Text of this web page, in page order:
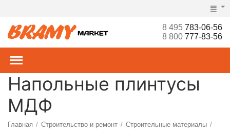
8 495783-06-56
8 800777-83-56
Напольные плинтусы
МДФ
Главная / Строительство и ремонт / Строительные материалы /